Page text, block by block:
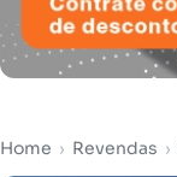
Home › Revendas ›